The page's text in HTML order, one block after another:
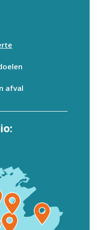
afval